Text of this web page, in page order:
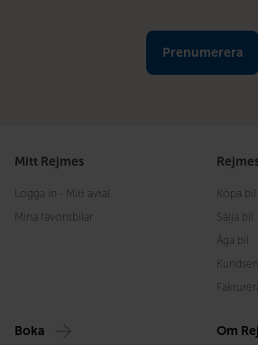
Mitt Rejmes
Logga in - Mitt avtal
Mina favoritbilar
Köpa bil
Sälja bil
Äga bil
Boka Om